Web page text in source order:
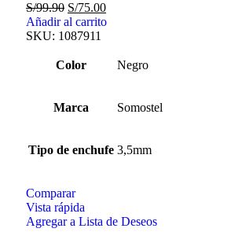
S/99.90 S/75.00
Añadir al carrito
SKU: 1087911
Color Negro
Marca Somostel
Tipo de enchufe 3,5mm
Comparar
Vista rápida
Agregar a Lista de Deseos